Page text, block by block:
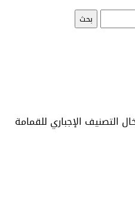
التصنيف الإجباري للقمامة